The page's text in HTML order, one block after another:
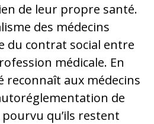
de leur propre santé.
des médecins
du contrat social entre
médicale. En
reconnaît aux médecins
de
qu’ils restent